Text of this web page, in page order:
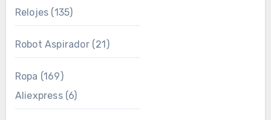
Relojes (135)
Robot Aspirador(21)
Ropa (169)
Aliexpress(6)